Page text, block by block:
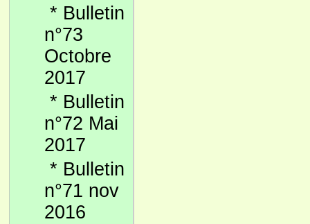
* Bulletin
n°73
Octobre
2017
* Bulletin
n°72 Mai
2017
* Bulletin
n°71 nov
2016